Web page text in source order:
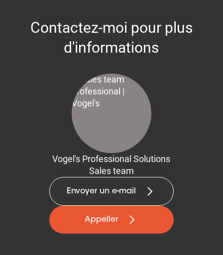
Contactez-moi pour plus
d'informations
Vogel's Professional Solutions
Sales team
Envoyer un e-mail
Appeller